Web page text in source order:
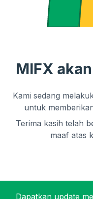
MIFX
Kami sedang
untuk
Terima kasih telah
maaf atas
Dapatkan update